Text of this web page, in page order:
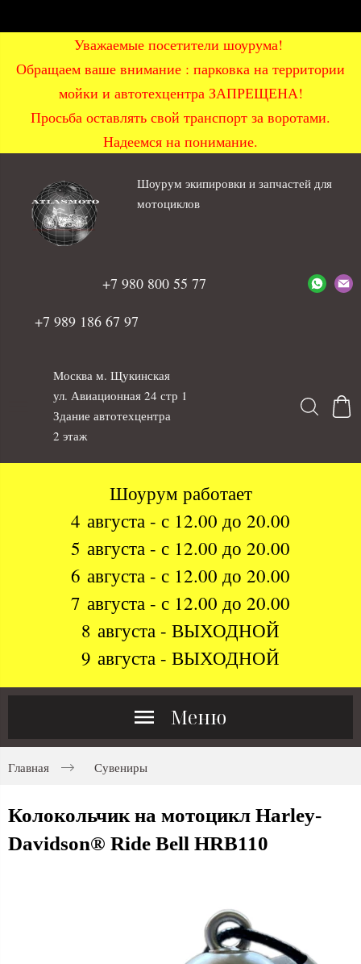
Уважаемые посетители шоурума!
Обращаем ваше внимание : парковка на территории
мойки и автотехцентра ЗАПРЕЩЕНА!
Просьба оставлять свой транспорт за воротами.
Надеемся на понимание.
Шоурум экипировки и запчастей для
мотоциклов
+7 980 800 55 77
+7 989 186 67 97
Москва м. Щукинская
ул. Авиационная 24 стр 1
Здание автотехцентра
2 этаж
Шоурум работает
4 августа - с 12.00 до 20.00
5 августа - с 12.00 до 20.00
6 августа - с 12.00 до 20.00
7 августа - с 12.00 до 20.00
8 августа - ВЫХОДНОЙ
9 августа - ВЫХОДНОЙ
Меню
Главная Сувениры
Колокольчик на мотоцикл Harley-
Davidson® Ride Bell HRB110